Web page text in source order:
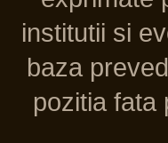
institutii si
baza
pozitia fata